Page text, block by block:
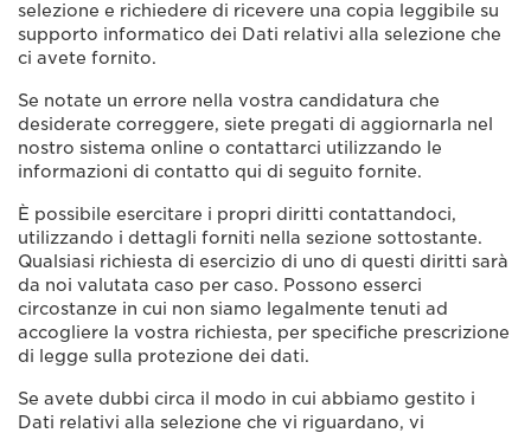
selezione e richiedere di ricevere una copia leggibile su
supporto informatico dei Dati relativi alla selezione che
ci avete fornito.
Se notate un errore nella vostra candidatura che
desiderate correggere, siete pregati di aggiornarla nel
nostro sistema online o contattarci utilizzando le
informazioni di contatto qui di seguito fornite.
È possibile esercitare i propri diritti contattandoci,
utilizzando i dettagli forniti nella sezione sottostante.
Qualsiasi richiesta di esercizio di uno di questi diritti sarà
da noi valutata caso per caso. Possono esserci
circostanze in cui non siamo legalmente tenuti ad
accogliere la vostra richiesta, per specifiche prescrizione
di legge sulla protezione dei dati.
Se avete dubbi circa il modo in cui abbiamo gestito i
Dati relativi alla selezione che vi riguardano, vi